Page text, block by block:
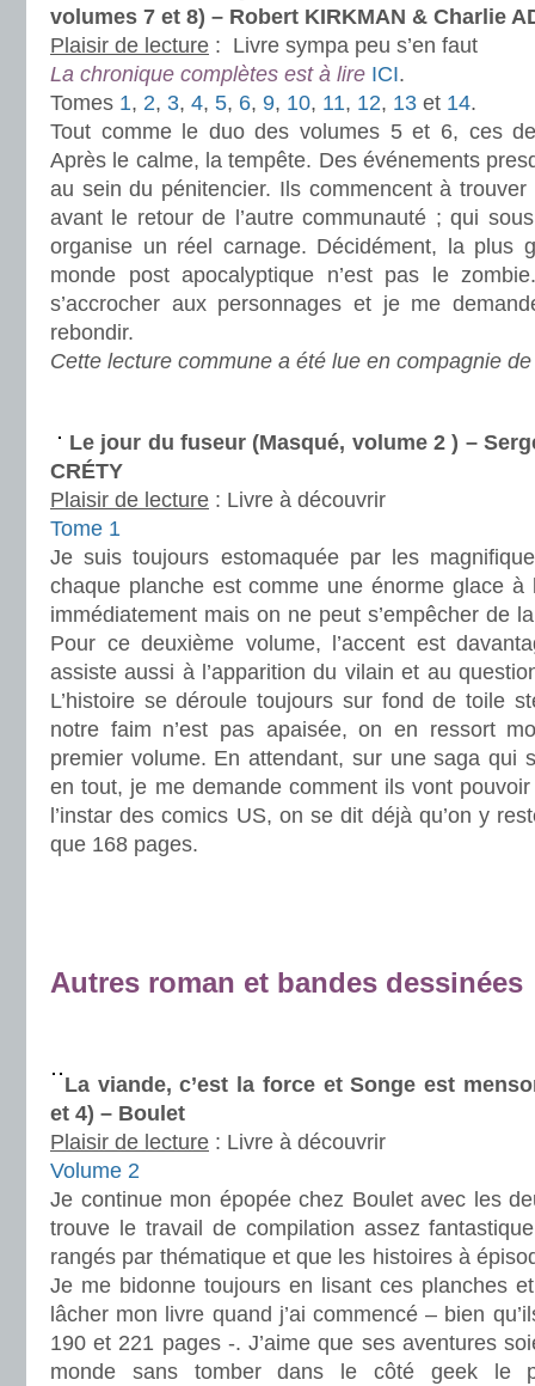
volumes 7 et 8) – Robert KIRKMAN & Charlie
Plaisir de lecture : Livre sympa peu s’en faut
La chronique complètes est à lire ICI.
Tomes 1, 2, 3, 4, 5, 6, 9, 10, 11, 12, 13 et 14.
Tout comme le duo des volumes 5 et 6, ces
Après le calme, la tempête. Des événements
au sein du pénitencier. Ils commencent à
avant le retour de l’autre communauté ; qui
organise un réel carnage. Décidément, la plus
monde post apocalyptique n’est pas le
s’accrocher aux personnages et je me
rebondir.
Cette lecture commune a été lue en compagnie
Le jour du fuseur (Masqué, volume 2 ) –
CRÉTY
Plaisir de lecture : Livre à découvrir
Tome 1
Je suis toujours estomaquée par les
chaque planche est comme une énorme glace à
immédiatement mais on ne peut s’empêcher de
Pour ce deuxième volume, l’accent est
assiste aussi à l’apparition du vilain et au
L’histoire se déroule toujours sur fond de toile
notre faim n’est pas apaisée, on en ressort
premier volume. En attendant, sur une saga qui
en tout, je me demande comment ils vont
l’instar des comics US, on se dit déjà qu’on y
que 168 pages.
Autres roman et bandes dessinées
La viande, c’est la force et Songe est
et 4) – Boulet
Plaisir de lecture : Livre à découvrir
Volume 2
Je continue mon épopée chez Boulet avec les
trouve le travail de compilation assez
rangés par thématique et que les histoires à
Je me bidonne toujours en lisant ces planches
lâcher mon livre quand j’ai commencé – bien
190 et 221 pages -. J’aime que ses aventures
monde sans tomber dans le côté geek le